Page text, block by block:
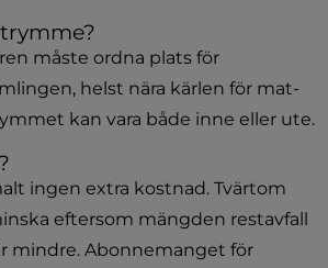
måste ordna plats för
helst nära kärlen för mat-
kan vara både inne eller ute.
ingen extra kostnad. Tvärtom
eftersom mängden restavfall
mindre. Abonnemanget för